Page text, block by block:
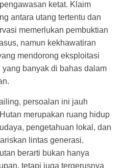
ketat. Klaim
antara utang tertentu dan
memerlukan pembuktian
namun kekhawatiran
mendorong eksploitasi
banyak di bahas dalam
persoalan ini jauh
merupakan ruang hidup
pengetahuan lokal, dan
lintas generasi.
berarti bukan hanya
tetapi juga tergerusnya